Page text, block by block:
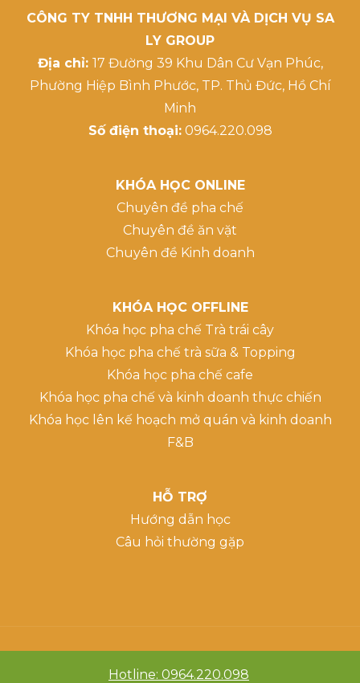
CÔNG TY TNHH THƯƠNG MẠI VÀ DỊCH VỤ SA
LY GROUP
Địa chỉ: 17 Đường 39 Khu Dân Cư Vạn Phúc,
Phường Hiệp Bình Phước, TP. Thủ Đức, Hồ Chí
Minh
Số điện thoại:0964.220.098
KHÓA HỌC ONLINE
Chuyên đề pha chế
Chuyên đề ăn vặt
Chuyên đề Kinh doanh
KHÓA HỌC OFFLINE
Khóa học pha chế Trà trái cây
Khóa học pha chế trà sữa & Topping
Khóa học pha chế cafe
Khóa học pha chế và kinh doanh thực chiến
Khóa học lên kế hoạch mở quán và kinh doanh
F&B
HỖ TRỢ
Hướng dẫn học
Câu hỏi thường gặp
Hotline: 0964.220.098